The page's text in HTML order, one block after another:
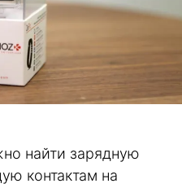
найти зарядную
контактам на